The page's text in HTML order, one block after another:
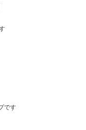
です